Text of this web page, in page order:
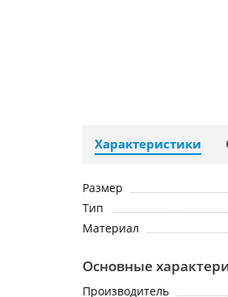
Характеристики
Размер
Тип
Материал
Основные
Производитель